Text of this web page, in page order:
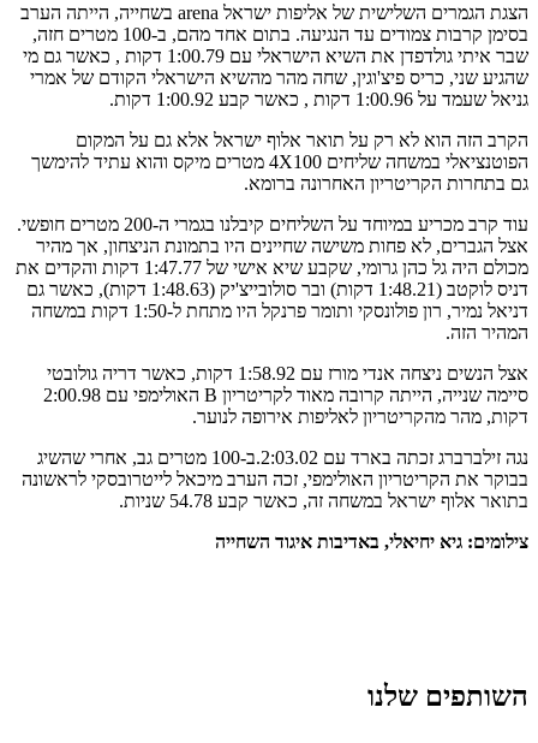
הצגת הגמרים השלישית של אליפות ישראל arena בשחייה, הייתה הערב
בסימן קרבות צמודים עד הנגיעה. בתום אחד מהם, ב-100 מטרים חזה,
שבר איתי גולדפדן את השיא הישראלי עם 1:00.79 דקות , כאשר גם מי
שהגיע שני, כריס פיצ'וגין, שחה מהר מהשיא הישראלי הקודם של אמרי
גניאל שעמד על 1:00.96 דקות , כאשר קבע 1:00.92 דקות.
הקרב הזה הוא לא רק על תואר אלוף ישראל אלא גם על המקום
הפוטנציאלי במשחה שליחים 4X100 מטרים מיקס והוא עתיד להימשך
גם בתחרות הקריטריון האחרונה ברומא.
עוד קרב מכריע במיוחד על השליחים קיבלנו בגמרי ה-200 מטרים חופשי.
אצל הגברים, לא פחות משישה שחיינים היו בתמונת הניצחון, אך מהיר
מכולם היה גל כהן גרומי, שקבע שיא אישי של 1:47.77 דקות והקדים את
דניס לוקטב (1:48.21 דקות) ובר סולובייצ'יק (1:48.63 דקות), כאשר גם
דניאל נמיר, רון פולונסקי ותומר פרנקל היו מתחת ל-1:50 דקות במשחה
המהיר הזה.
אצל הנשים ניצחה אנדי מורז עם 1:58.92 דקות, כאשר דריה גולובטי
סיימה שנייה, הייתה קרובה מאוד לקריטריון B האולימפי עם 2:00.98
דקות, מהר מהקריטריון לאליפות אירופה לנוער.
נגה זילברברג זכתה בארד עם 2:03.02.ב-100 מטרים גב, אחרי שהשיג
בבוקר את הקריטריון האולימפי, זכה הערב מיכאל לייטרובסקי לראשונה
בתואר אלוף ישראל במשחה זה, כאשר קבע 54.78 שניות.
צילומים: גיא יחיאלי, באדיבות איגוד השחייה
השותפים שלנו